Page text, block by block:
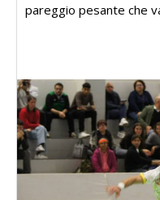
pareggio pesante che